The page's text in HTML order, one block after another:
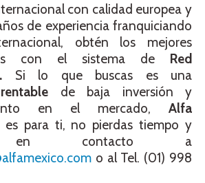
con calidad europea y
de experiencia franquiciando
obtén los mejores
con el sistema de Red
Si lo que buscas es una
de baja inversión y
en el mercado, Alfa
es para ti, no pierdas tiempo y
en contacto a
o al Tel. (01) 998